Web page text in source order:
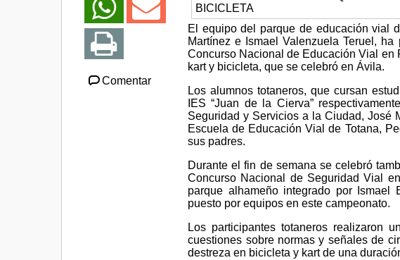
Comentar
El equipo del parque de educación vial
Martínez e Ismael Valenzuela Teruel,
Concurso Nacional de Educación Vial en
kart y bicicleta, que se celebró en Ávila.
Los alumnos totaneros, que cursan
IES “Juan de la Cierva”
Seguridad y Servicios a la Ciudad, José
Escuela de Educación Vial de Totana,
sus padres.
Durante el fin de semana se celebró
Concurso Nacional de Seguridad Vial
parque alhameño integrado por
puesto por equipos en este campeonato.
Los participantes totaneros realizaron
cuestiones sobre normas y señales de
destreza en bicicleta y kart de una